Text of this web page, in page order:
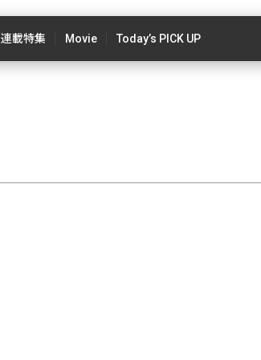
連載特集 Movie Today’s PICK UP